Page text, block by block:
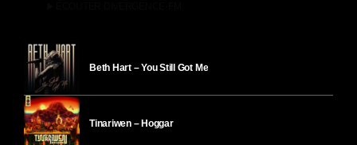
Beth Hart – You Still Got Me
Tinariwen – Hoggar